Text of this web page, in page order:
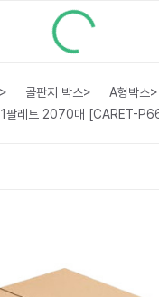
> 골판지 박스> A형박스>
레트 2070매 [CARET-